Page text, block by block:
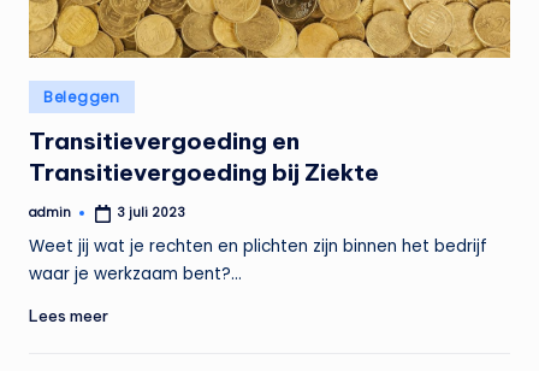
Geplaatst
in
Beleggen
Transitievergoeding en
Transitievergoeding bij Ziekte
Geplaatst
admin 3 juli 2023
Weet jij wat je rechten en plichten zijn binnen het bedrijf
waar je werkzaam bent?…
Lees meer